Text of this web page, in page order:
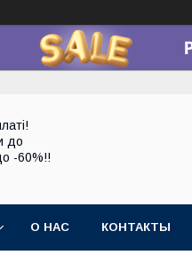
до
-60%!!
О НАС КОНТАКТЫ